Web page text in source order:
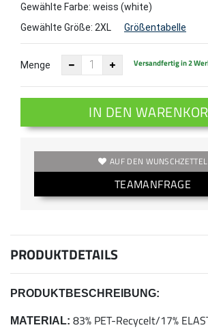
Gewählte Farbe: weiss (white)
Gewählte Größe: 2XL Größentabelle
Menge Versandfertig in 2
IN DEN
AUF DEN WUNSCHZETTEL
TEAMANFRAGE
PRODUKTDETAILS
PRODUKTBESCHREIBUNG:
MATERIAL: 83% PET-Recycelt/17%